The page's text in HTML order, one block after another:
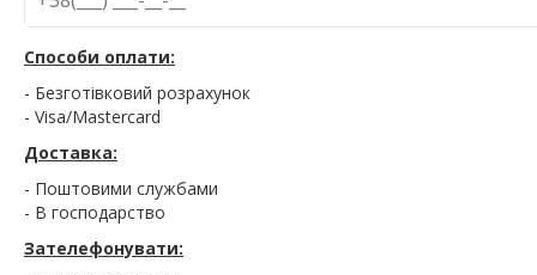
Способи оплати:
- Безготівковий розрахунок
- Visa/Mastercard
Доставка:
- Поштовими службами
- В господарство
Зателефонувати: